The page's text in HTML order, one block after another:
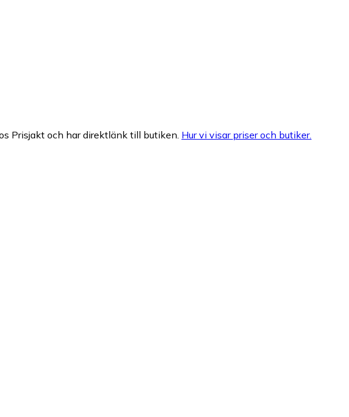
Prisjakt och har direktlänk till butiken. Hur vi visar priser och butiker.